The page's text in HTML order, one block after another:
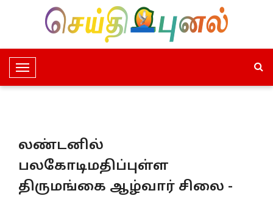
T
o
e
a
v
லண்டனில்
பலகோடிமதிப்புள்ள
திருமங்கை ஆழ்வார் சிலை -